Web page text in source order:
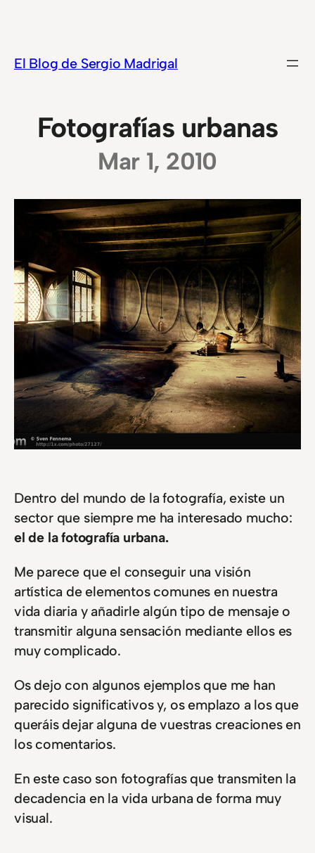
contenido
El Blog de Sergio Madrigal
Fotografías urbanas
Mar 1, 2010
Dentro del mundo de la fotografía, existe un
sector que siempre me ha interesado mucho:
el de la fotografía urbana.
Me parece que el conseguir una visión
artística de elementos comunes en nuestra
vida diaria y añadirle algún tipo de mensaje o
transmitir alguna sensación mediante ellos es
muy complicado.
Os dejo con algunos ejemplos que me han
parecido significativos y, os emplazo a los que
queráis dejar alguna de vuestras creaciones en
los comentarios.
En este caso son fotografías que transmiten la
decadencia en la vida urbana de forma muy
visual.